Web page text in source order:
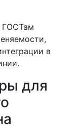
ГОСТам
в
для